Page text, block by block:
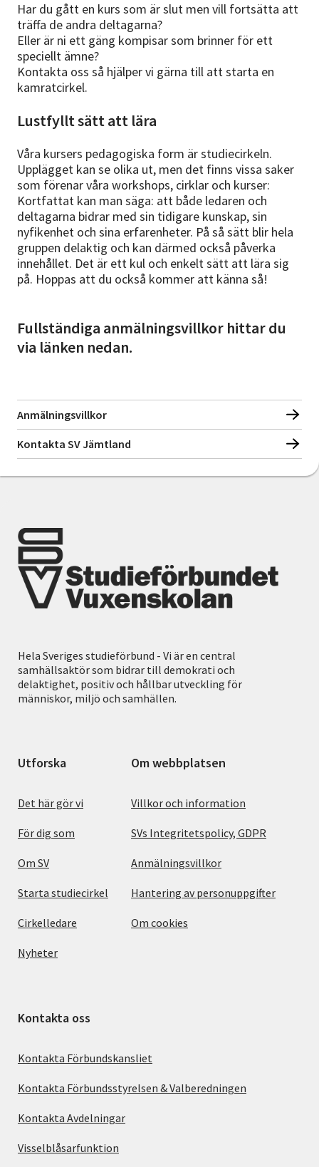
Har du gått en kurs som är slut men vill fortsätta att
träffa de andra deltagarna?
Eller är ni ett gäng kompisar som brinner för ett
speciellt ämne?
Kontakta oss så hjälper vi gärna till att starta en
kamratcirkel.
Lustfyllt sätt att lära
Våra kursers pedagogiska form är studiecirkeln.
Upplägget kan se olika ut, men det finns vissa saker
som förenar våra workshops, cirklar och kurser:
Kortfattat kan man säga: att både ledaren och
deltagarna bidrar med sin tidigare kunskap, sin
nyfikenhet och sina erfarenheter. På så sätt blir hela
gruppen delaktig och kan därmed också påverka
innehållet. Det är ett kul och enkelt sätt att lära sig
på. Hoppas att du också kommer att känna så!
Fullständiga anmälningsvillkor hittar du
via länken nedan.
Anmälningsvillkor
Kontakta SV Jämtland
Hela Sveriges studieförbund - Vi är en central
samhällsaktör som bidrar till demokrati och
delaktighet, positiv och hållbar utveckling för
människor, miljö och samhällen.
Utforska
Det här gör vi
För dig som
Om SV
Starta studiecirkel
Cirkelledare
Nyheter
Om webbplatsen
Villkor och information
SVs Integritetspolicy, GDPR
Anmälningsvillkor
Hantering av personuppgifter
Om cookies
Kontakta oss
Kontakta Förbundskansliet
Kontakta Förbundsstyrelsen & Valberedningen
Kontakta Avdelningar
Visselblåsarfunktion